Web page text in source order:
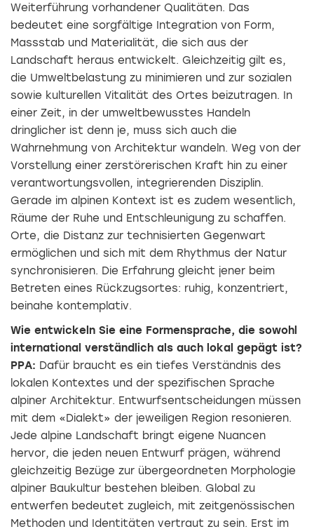
Weiterführung vorhandener Qualitäten. Das
bedeutet eine sorgfältige Integration von Form,
Massstab und Materialität, die sich aus der
Landschaft heraus entwickelt. Gleichzeitig gilt es,
die Umweltbelastung zu minimieren und zur sozialen
sowie kulturellen Vitalität des Ortes beizutragen. In
einer Zeit, in der umweltbewusstes Handeln
dringlicher ist denn je, muss sich auch die
Wahrnehmung von Architektur wandeln. Weg von der
Vorstellung einer zerstörerischen Kraft hin zu einer
verantwortungsvollen, integrierenden Disziplin.
Gerade im alpinen Kontext ist es zudem wesentlich,
Räume der Ruhe und Entschleunigung zu schaffen.
Orte, die Distanz zur technisierten Gegenwart
ermöglichen und sich mit dem Rhythmus der Natur
synchronisieren. Die Erfahrung gleicht jener beim
Betreten eines Rückzugsortes: ruhig, konzentriert,
beinahe kontemplativ.
Wie entwickeln Sie eine Formensprache, die sowohl
international verständlich als auch lokal gepägt ist?
PPA: Dafür braucht es ein tiefes Verständnis des
lokalen Kontextes und der spezifischen Sprache
alpiner Architektur. Entwurfsentscheidungen müssen
mit dem «Dialekt» der jeweiligen Region resonieren.
Jede alpine Landschaft bringt eigene Nuancen
hervor, die jeden neuen Entwurf prägen, während
gleichzeitig Bezüge zur übergeordneten Morphologie
alpiner Baukultur bestehen bleiben. Global zu
entwerfen bedeutet zugleich, mit zeitgenössischen
Methoden und Identitäten vertraut zu sein. Erst im